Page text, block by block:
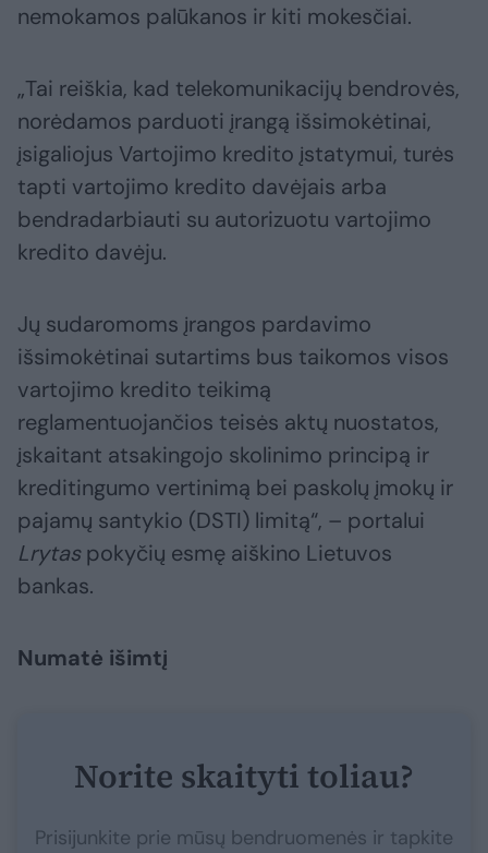
nemokamos palūkanos ir kiti mokesčiai.
„Tai reiškia, kad telekomunikacijų bendrovės,
norėdamos parduoti įrangą išsimokėtinai,
įsigaliojus Vartojimo kredito įstatymui, turės
tapti vartojimo kredito davėjais arba
bendradarbiauti su autorizuotu vartojimo
kredito davėju.
Jų sudaromoms įrangos pardavimo
išsimokėtinai sutartims bus taikomos visos
vartojimo kredito teikimą
reglamentuojančios teisės aktų nuostatos,
įskaitant atsakingojo skolinimo principą ir
kreditingumo vertinimą bei paskolų įmokų ir
pajamų santykio (DSTI) limitą“, – portalui
Lrytaspokyčių esmę aiškino Lietuvos
bankas.
Numatė išimtį
Norite skaityti toliau?
Prisijunkite prie mūsų bendruomenės ir tapkite